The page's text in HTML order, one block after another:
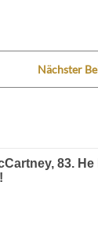
Nächster